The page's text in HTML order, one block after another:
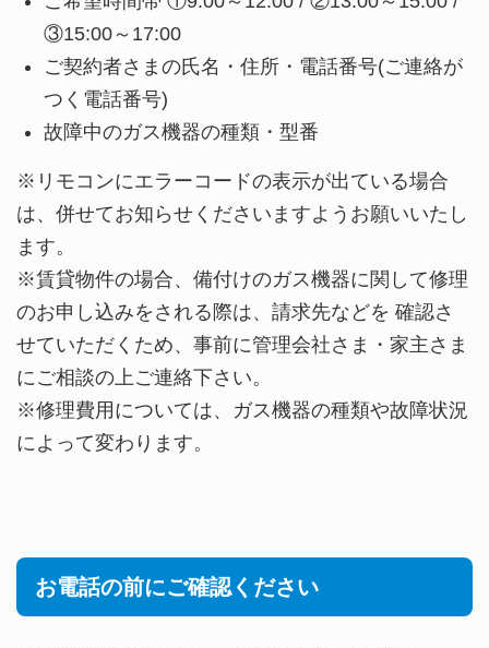
③15:00～17:00
ご契約者さまの氏名・住所・電話番号(ご連絡が
つく電話番号)
故障中のガス機器の種類・型番
※リモコンにエラーコードの表示が出ている場合
は、併せてお知らせくださいますようお願いいたし
ます。
※賃貸物件の場合、備付けのガス機器に関して修理
のお申し込みをされる際は、請求先などを 確認さ
せていただくため、事前に管理会社さま・家主さま
にご相談の上ご連絡下さい。
※修理費用については、ガス機器の種類や故障状況
によって変わります。
お電話の前にご確認ください